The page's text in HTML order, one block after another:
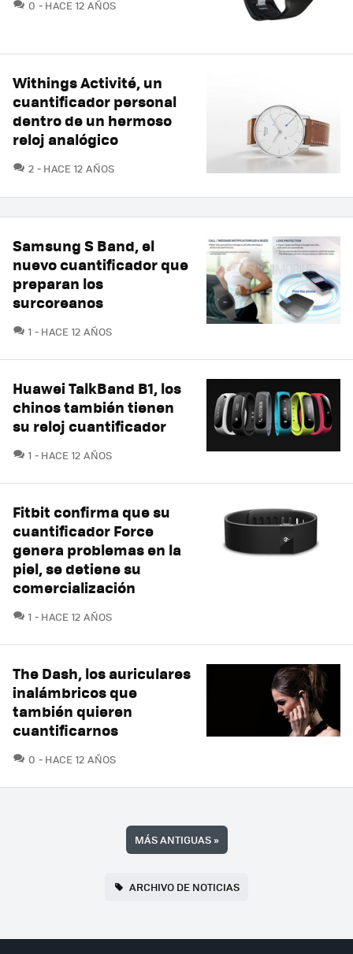
0 HACE 12 AÑOS
Withings Activité, un
cuantificador personal
dentro de un hermoso
reloj analógico
2 COMENTARIOS
HACE 12 AÑOS
Samsung S Band, el
nuevo cuantificador que
preparan los
surcoreanos
1 COMENTARIOS
HACE 12 AÑOS
Huawei TalkBand B1, los
chinos también tienen
su reloj cuantificador
1 COMENTARIOS
HACE 12 AÑOS
Fitbit confirma que su
cuantificador Force
genera problemas en la
piel, se detiene su
comercialización
1 COMENTARIOS
HACE 12 AÑOS
The Dash, los auriculares
inalámbricos que
también quieren
cuantificarnos
0 COMENTARIOS
HACE 12 AÑOS
MÁS ANTIGUAS»
ARCHIVO DE NOTICIAS